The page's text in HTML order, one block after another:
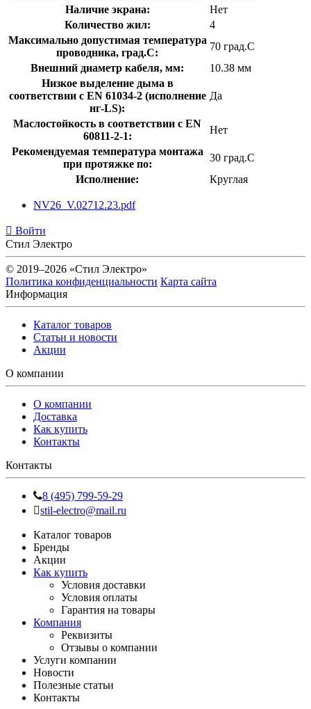
Наличие экрана:
Нет
Количество жил:
4
Максимально допустимая температура
проводника, град.C:
70 град.C
Внешний диаметр кабеля, мм:
10.38 мм
Низкое выделение дыма в
соответствии с EN 61034-2 (исполнение
нг-LS):
Да
Маслостойкость в соответствии с EN
60811-2-1:
Нет
Рекомендуемая температура монтажа
при протяжке по:
30 град.C
Исполнение:
Круглая
NV26_V.02712.23.pdf
Войти
Стил Электро
© 2019–2026 «Стил Электро»
Политика конфиденциальности Карта сайта
Информация
Каталог товаров
Статьи и новости
Акции
О компании
О компании
Доставка
Как купить
Контакты
Контакты
8 (495) 799-59-29
stil-electro@mail.ru
Каталог товаров
Бренды
Акции
Как купить
Условия доставки
Условия оплаты
Гарантия на товары
Компания
Реквизиты
Отзывы о компании
Услуги компании
Новости
Полезные статьи
Контакты